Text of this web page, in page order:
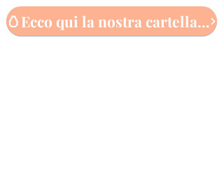
🥚Ecco qui la nostra cartella drive